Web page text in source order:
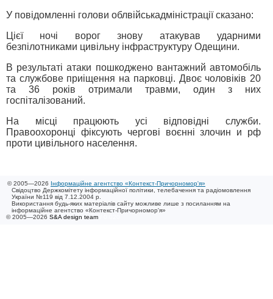
У повідомленні голови облвійськадміністрації сказано:
Цієї ночі ворог знову атакував ударними
безпілотниками цивільну інфраструктуру Одещини.
В результаті атаки пошкоджено вантажний автомобіль
та службове приіщення на парковці. Двоє чоловіків 20
та 36 років отримали травми, один з них
госпіталізований.
На місці працюють усі відповідні служби.
Правоохоронці фіксують чергові воєнні злочин и рф
проти цивільного населення.
© 2005—2026 Інформаційне агентство «Контекст-Причорномор'я»
Свідоцтво Держкомітету інформаційної політики, телебачення та радіомовлення
України №119 від 7.12.2004 р.
Використання будь-яких матеріалів сайту можливе лише з посиланням на
інформаційне агентство «Контекст-Причорномор'я»
© 2005—2026 S&A design team